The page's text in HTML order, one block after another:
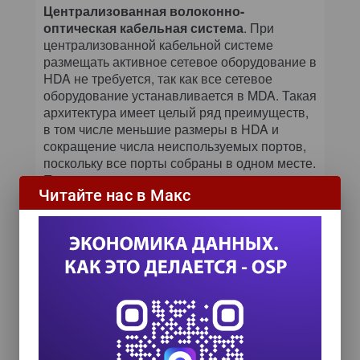
Централизованная волоконно-
оптическая кабельная система. При
централизованной кабельной системе
размещать активное сетевое оборудование в
HDA не требуется, так как все сетевое
оборудование устанавливается в MDA. Такая
архитектура имеет целый ряд преимуществ,
в том числе меньшие размеры в HDA и
сокращение числа неиспользуемых портов,
поскольку все порты собраны в одном месте.
При отсутствии активного сетевого
оборудования в HDA администрирование
становится централизованным и более
добавления и изменения конфигураций
также упрощаются.
эффективная оптическая кабельная
инфраструктура — та, в которой все
компоненты заранее терминированы, т.е.
Читайте нас в Макс